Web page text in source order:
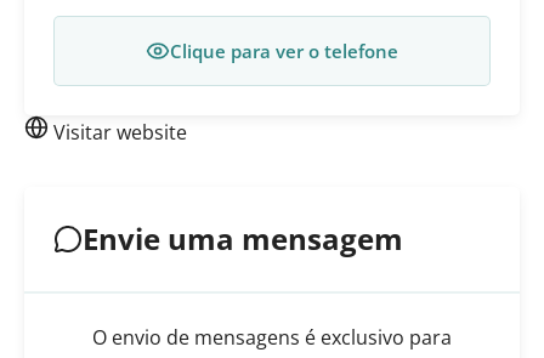
Clique para ver o telefone
Visitar website
Envie uma mensagem
O envio de mensagens é exclusivo para